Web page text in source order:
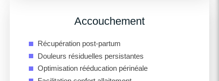
Accouchement
Récupération post-partum
Douleurs résiduelles persistantes
Optimisation rééducation périnéale